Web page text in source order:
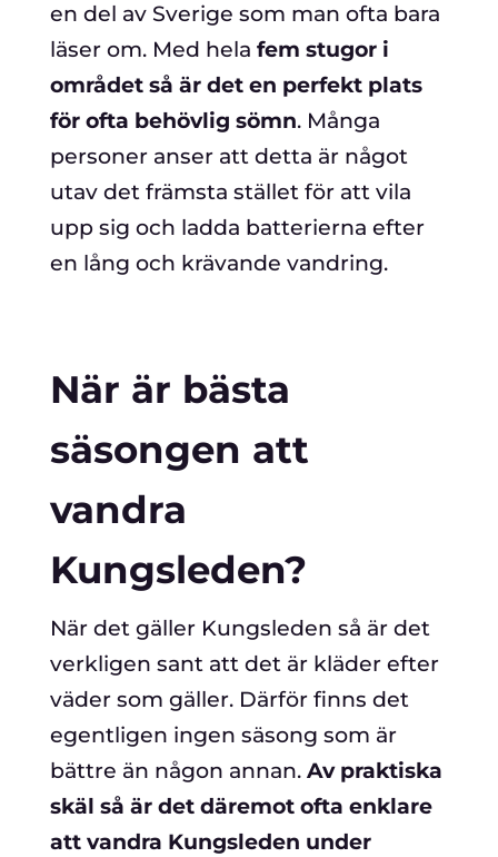
en del av Sverige som man ofta bara
läser om. Med hela fem stugor i
området så är det en perfekt plats
för ofta behövlig sömn. Många
personer anser att detta är något
utav det främsta stället för att vila
upp sig och ladda batterierna efter
en lång och krävande vandring.
När är bästa
säsongen att
vandra
Kungsleden?
När det gäller Kungsleden så är det
verkligen sant att det är kläder efter
väder som gäller. Därför finns det
egentligen ingen säsong som är
bättre än någon annan. Av praktiska
skäl så är det däremot ofta enklare
att vandra Kungsleden under